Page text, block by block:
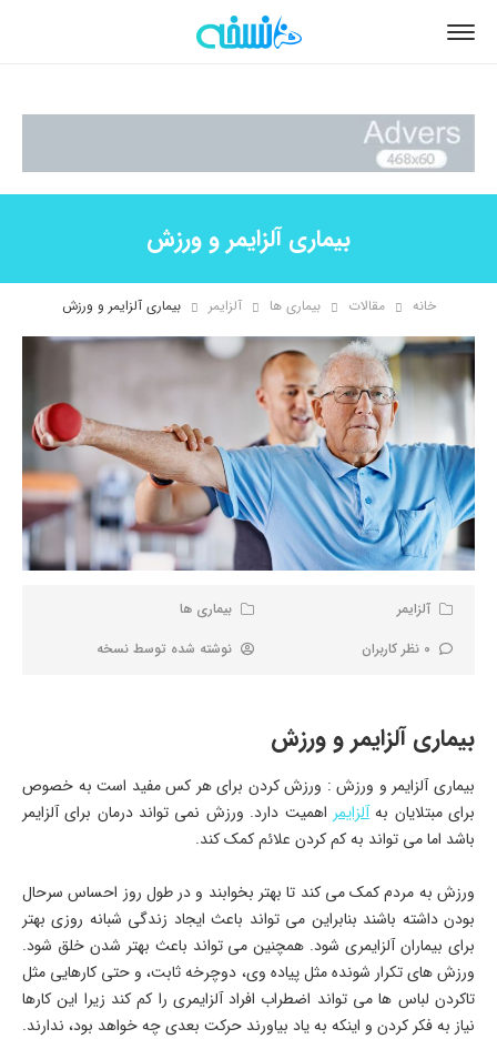
بیماری آلزایمر و ورزش
خانه مقالات بیماری ها آلزایمر بیماری آلزایمر و ورزش
آلزایمر
بیماری ها
0 نظر کاربران
نوشته شده توسط نسخه
بیماری آلزایمر و ورزش
بیماری آلزایمر و ورزش : ورزش کردن برای هر کس مفید است به خصوص
برای مبتلایان بهآلزایمر اهمیت دارد. ورزش نمی تواند درمان برای آلزایمر
باشد اما می تواند به کم کردن علائم کمک کند.
ورزش به مردم کمک می کند تا بهتر بخوابند و در طول روز احساس سرحال
بودن داشته باشند بنابراین می تواند باعث ایجاد زندگی شبانه روزی بهتر
برای بیماران آلزایمری شود. همچنین می تواند باعث بهتر شدن خلق شود.
ورزش های تکرار شونده مثل پیاده وی، دوچرخه ثابت، و حتی کارهایی مثل
تاکردن لباس ها می تواند اضطراب افراد آلزایمری را کم کند زیرا این کارها
نیاز به فکر کردن و اینکه به یاد بیاورند حرکت بعدی چه خواهد بود، ندارند.